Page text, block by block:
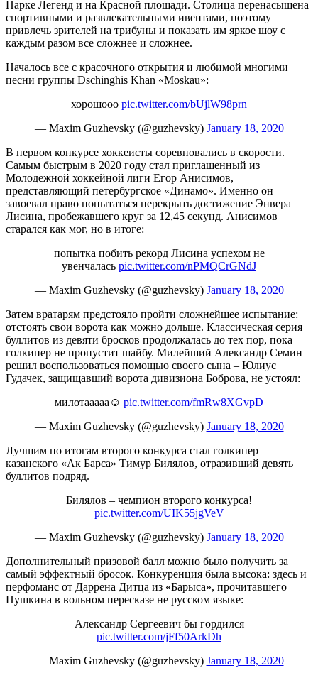
Парке Легенд и на Красной площади. Столица перенасыщена
спортивными и развлекательными ивентами, поэтому
привлечь зрителей на трибуны и показать им яркое шоу с
каждым разом все сложнее и сложнее.
Началось все с красочного открытия и любимой многими
песни группы Dschinghis Khan «Moskau»:
хорошооо pic.twitter.com/bUjlW98prn
— Мaxim Guzhevsky (@guzhevsky) January 18, 2020
В первом конкурсе хоккеисты соревновались в скорости.
Самым быстрым в 2020 году стал приглашенный из
Молодежной хоккейной лиги Егор Анисимов,
представляющий петербургское «Динамо». Именно он
завоевал право попытаться перекрыть достижение Энвера
Лисина, пробежавшего круг за 12,45 секунд. Анисимов
старался как мог, но в итоге:
попытка побить рекорд Лисина успехом не
увенчалась pic.twitter.com/nPMQCrGNdJ
— Мaxim Guzhevsky (@guzhevsky) January 18, 2020
Затем вратарям предстояло пройти сложнейшее испытание:
отстоять свои ворота как можно дольше. Классическая серия
буллитов из девяти бросков продолжалась до тех пор, пока
голкипер не пропустит шайбу. Милейший Александр Семин
решил воспользоваться помощью своего сына – Юлиус
Гудачек, защищавший ворота дивизиона Боброва, не устоял:
милотааааа☺️ pic.twitter.com/fmRw8XGvpD
— Мaxim Guzhevsky (@guzhevsky) January 18, 2020
Лучшим по итогам второго конкурса стал голкипер
казанского «Ак Барса» Тимур Билялов, отразивший девять
буллитов подряд.
Билялов – чемпион второго конкурса!
pic.twitter.com/UIK55jgVeV
— Мaxim Guzhevsky (@guzhevsky) January 18, 2020
Дополнительный призовой балл можно было получить за
самый эффектный бросок. Конкуренция была высока: здесь и
перфоманс от Даррена Дитца из «Барыса», прочитавшего
Пушкина в вольном пересказе не русском языке:
Александр Сергеевич бы гордился
pic.twitter.com/jFf50ArkDh
— Мaxim Guzhevsky (@guzhevsky) January 18, 2020